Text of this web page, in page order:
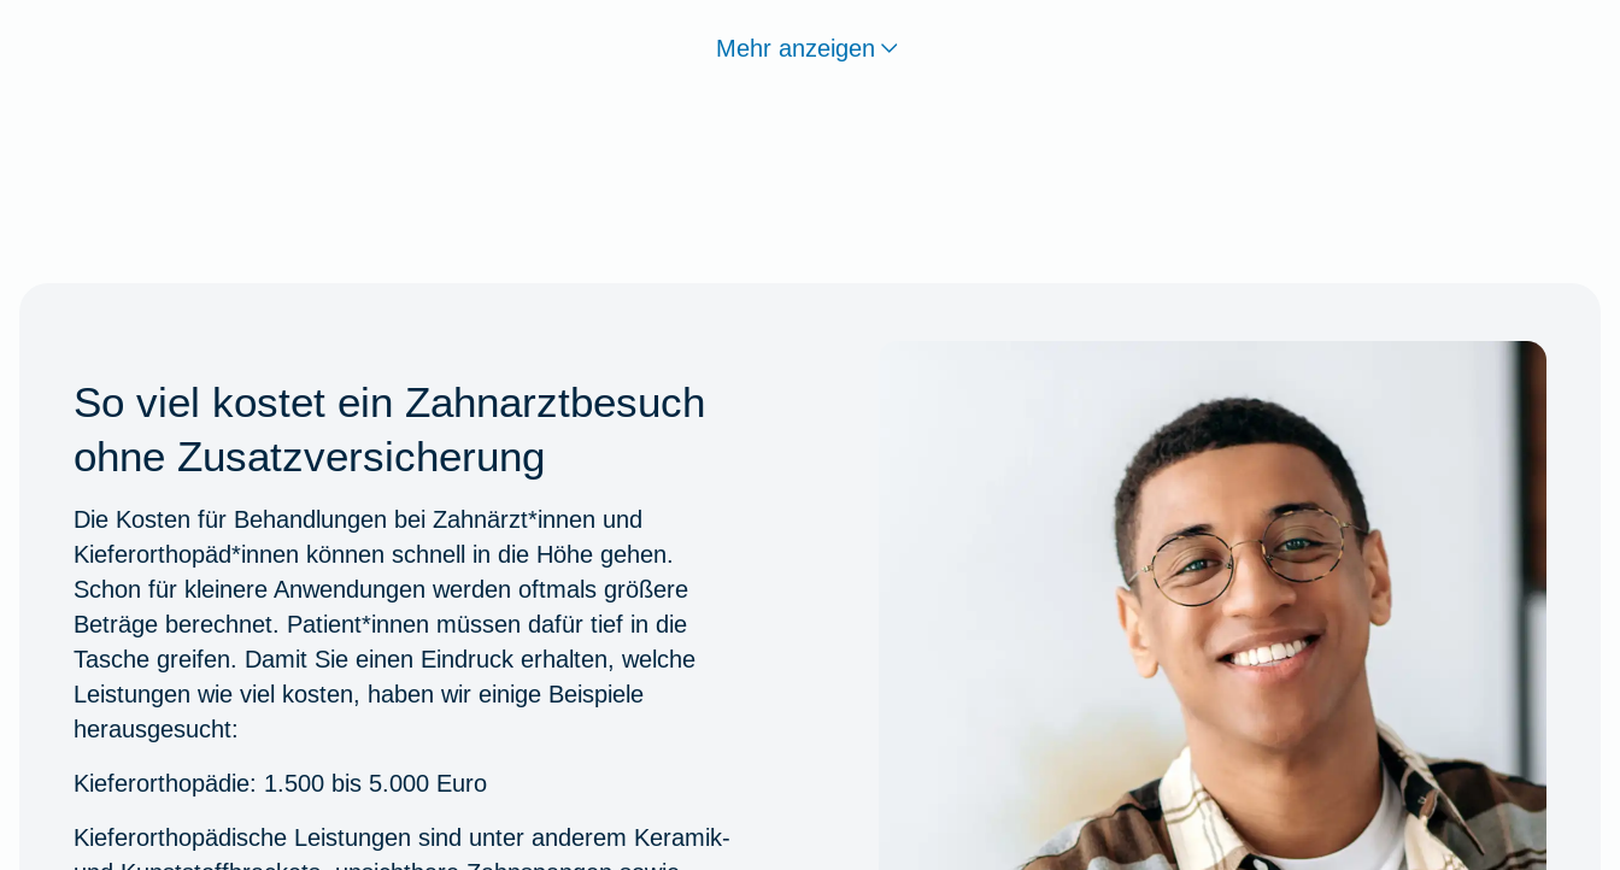
Mehr anzeigen
So viel kostet ein Zahnarztbesuch
ohne Zusatzversicherung
Die Kosten für Behandlungen bei Zahnärzt*innen und
Kieferorthopäd*innen können schnell in die Höhe gehen.
Schon für kleinere Anwendungen werden oftmals größere
Beträge berechnet. Patient*innen müssen dafür tief in die
Tasche greifen. Damit Sie einen Eindruck erhalten, welche
Leistungen wie viel kosten, haben wir einige Beispiele
herausgesucht:
Kieferorthopädie: 1.500 bis 5.000 Euro
Kieferorthopädische Leistungen sind unter anderem Keramik-